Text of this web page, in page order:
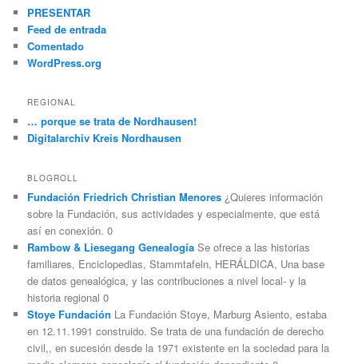
PRESENTAR
Feed de entrada
Comentado
WordPress.org
REGIONAL
… porque se trata de Nordhausen!
Digitalarchiv Kreis Nordhausen
BLOGROLL
Fundación Friedrich Christian Menores ¿Quieres información
sobre la Fundación, sus actividades y especialmente, que está
así en conexión. 0
Rambow & Liesegang Genealogía Se ofrece a las historias
familiares, Enciclopedias, Stammtafeln, HERÁLDICA, Una base
de datos genealógica, y las contribuciones a nivel local- y la
historia regional 0
Stoye Fundación La Fundación Stoye, Marburg Asiento, estaba
en 12.11.1991 construido. Se trata de una fundación de derecho
civil,, en sucesión desde la 1971 existente en la sociedad para la